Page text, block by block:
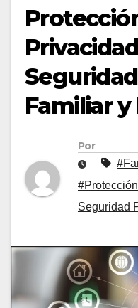
Familiar
Por
Seguridad